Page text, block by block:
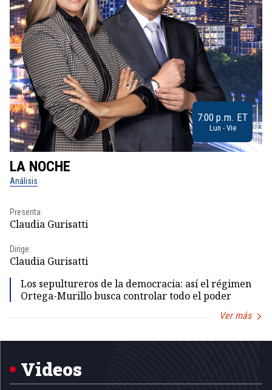
7:00 p.m. ET
Lun - Vie
LA NOCHE
Análisis
Presenta:
Claudia Gurisatti
Dirige:
Claudia Gurisatti
Los sepultureros de la democracia: así el régimen
Ortega-Murillo busca controlar todo el poder
Ver más
1
Videos